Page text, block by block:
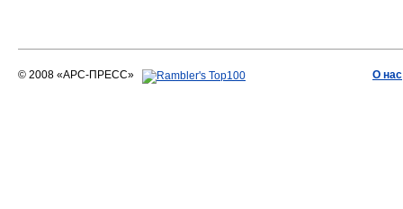
© 2008 «АРС-ПРЕСС» О нас